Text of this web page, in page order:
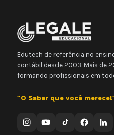
Edutech de referência no
contábil desde 2003. Mais de
formando profissionais em
"O Saber que você